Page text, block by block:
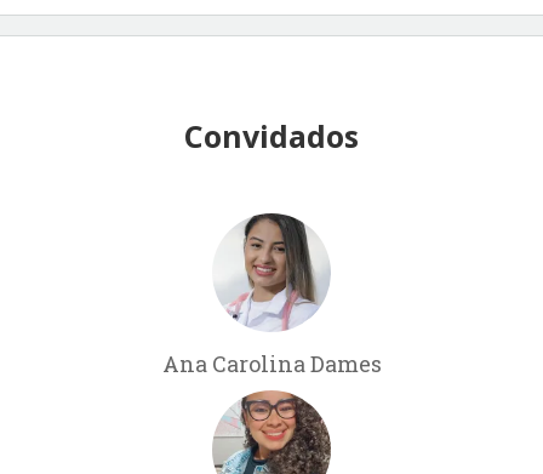
Convidados
Ana Carolina Dames